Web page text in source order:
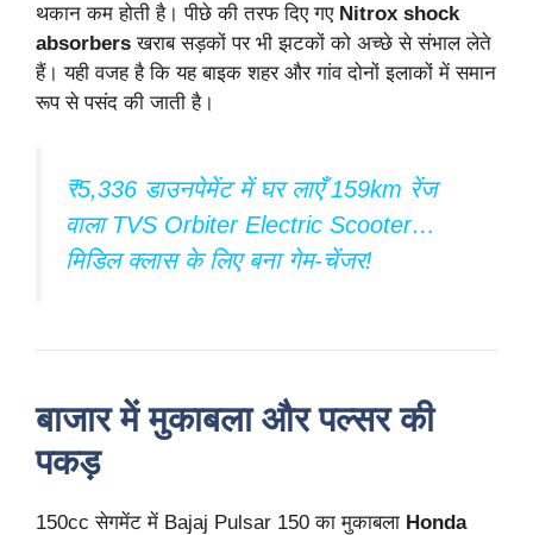
थकान कम होती है। पीछे की तरफ दिए गए Nitrox shock
absorbers खराब सड़कों पर भी झटकों को अच्छे से संभाल लेते
हैं। यही वजह है कि यह बाइक शहर और गांव दोनों इलाकों में समान
रूप से पसंद की जाती है।
₹5,336 डाउनपेमेंट में घर लाएँ 159km रेंज
वाला TVS Orbiter Electric Scooter…
मिडिल क्लास के लिए बना गेम-चेंजर!
बाजार में मुकाबला और पल्सर की
पकड़
150cc सेगमेंट में Bajaj Pulsar 150 का मुकाबला Honda